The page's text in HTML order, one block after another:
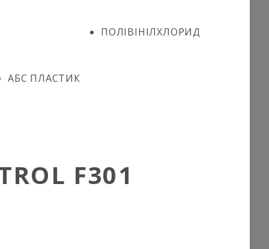
ПОЛІВІНІЛХЛОРИД
АБС ПЛАСТИК
F301